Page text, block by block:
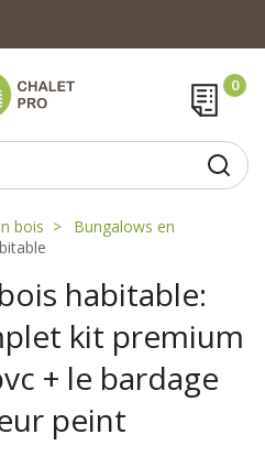
bois
Bungalows en
habitable:
kit premium
+ le bardage
peint